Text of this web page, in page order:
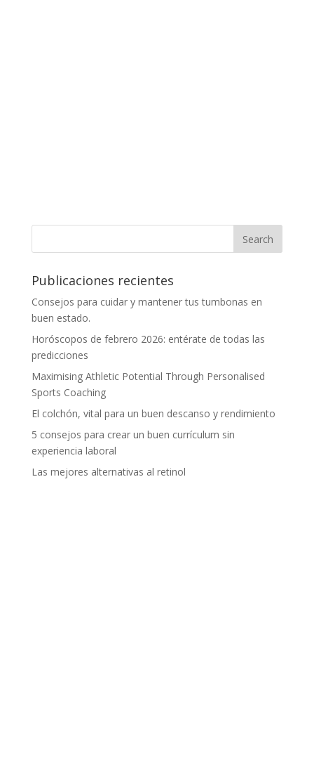
Publicaciones recientes
Consejos para cuidar y mantener tus tumbonas en
buen estado.
Horóscopos de febrero 2026: entérate de todas las
predicciones
Maximising Athletic Potential Through Personalised
Sports Coaching
El colchón, vital para un buen descanso y rendimiento
5 consejos para crear un buen currículum sin
experiencia laboral
Las mejores alternativas al retinol